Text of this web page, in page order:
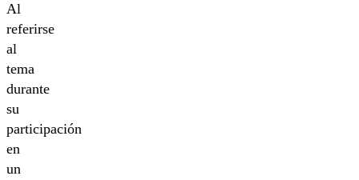
Al
referirse
al
tema
durante
su
participación
en
un